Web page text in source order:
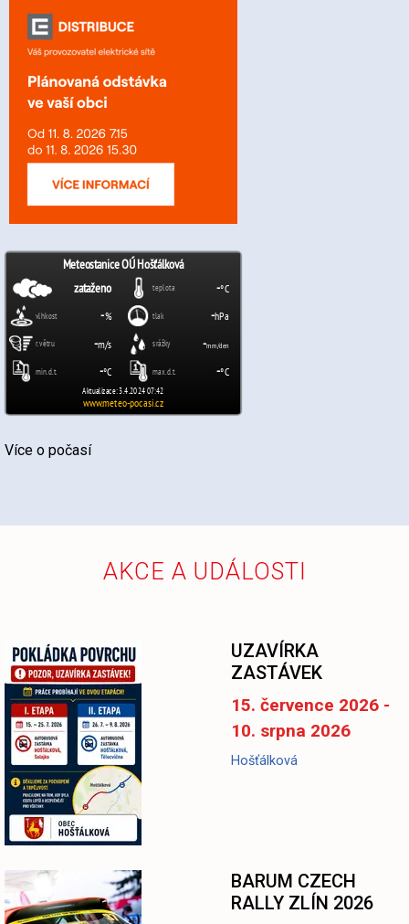
Více o počasí
AKCE A UDÁLOSTI
UZAVÍRKA
ZASTÁVEK
15. července 2026 -
10. srpna 2026
Hošťálková
BARUM CZECH
RALLY ZLÍN 2026